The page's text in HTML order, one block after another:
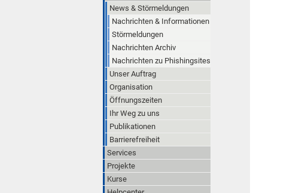
News & Störmeldungen
Nachrichten & Informationen
Störmeldungen
Nachrichten Archiv
Nachrichten zu Phishingsites
Unser Auftrag
Organisation
Öffnungszeiten
Ihr Weg zu uns
Publikationen
Barrierefreiheit
Services
Projekte
Kurse